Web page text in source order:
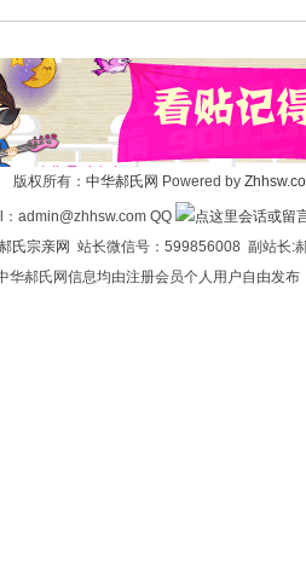
版权所有： 中华郝氏网 Powered by
admin@zhhsw.com QQ
氏宗亲网 站长微信号：599856008 副站长:
华郝氏网信息均由注册会员个人用户自由发